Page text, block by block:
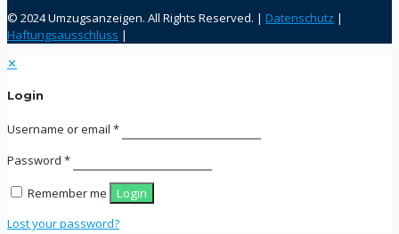
© 2024 Umzugsanzeigen. All Rights Reserved. | Datenschutz |
Haftungsausschluss |
✕
Login
Username or email *
Password *
Remember me
Login
Lost your password?